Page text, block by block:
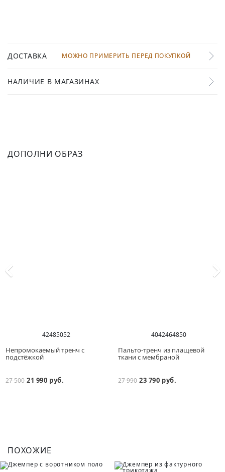
ДОСТАВКА МОЖНО ПРИМЕРИТЬ ПЕРЕД ПОКУПКОЙ
НАЛИЧИЕ В МАГАЗИНАХ
ДОПОЛНИ ОБРАЗ
42485052
Непромокаемый тренч с
подстёжкой
27 500 21 990 руб.
4042464850
Пальто-тренч из плащевой
ткани с мембраной
27 990 23 790 руб.
ПОХОЖИЕ